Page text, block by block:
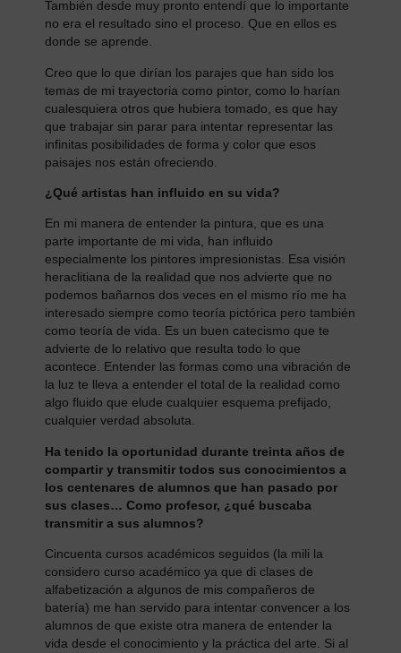
También desde muy pronto entendí que lo importante
no era el resultado sino el proceso. Que en ellos es
donde se aprende.
Creo que lo que dirían los parajes que han sido los
temas de mi trayectoria como pintor, como lo harían
cualesquiera otros que hubiera tomado, es que hay
que trabajar sin parar para intentar representar las
infinitas posibilidades de forma y color que esos
paisajes nos están ofreciendo.
¿Qué artistas han influido en su vida?
En mi manera de entender la pintura, que es una
parte importante de mi vida, han influido
especialmente los pintores impresionistas. Esa visión
heraclitiana de la realidad que nos advierte que no
podemos bañarnos dos veces en el mismo río me ha
interesado siempre como teoría pictórica pero también
como teoría de vida. Es un buen catecismo que te
advierte de lo relativo que resulta todo lo que
acontece. Entender las formas como una vibración de
la luz te lleva a entender el total de la realidad como
algo fluido que elude cualquier esquema prefijado,
cualquier verdad absoluta.
Ha tenido la oportunidad durante treinta años de
compartir y transmitir todos sus conocimientos a
los centenares de alumnos que han pasado por
sus clases… Como profesor, ¿qué buscaba
transmitir a sus alumnos?
Cincuenta cursos académicos seguidos (la mili la
considero curso académico ya que di clases de
alfabetización a algunos de mis compañeros de
batería) me han servido para intentar convencer a los
alumnos de que existe otra manera de entender la
vida desde el conocimiento y la práctica del arte. Si al